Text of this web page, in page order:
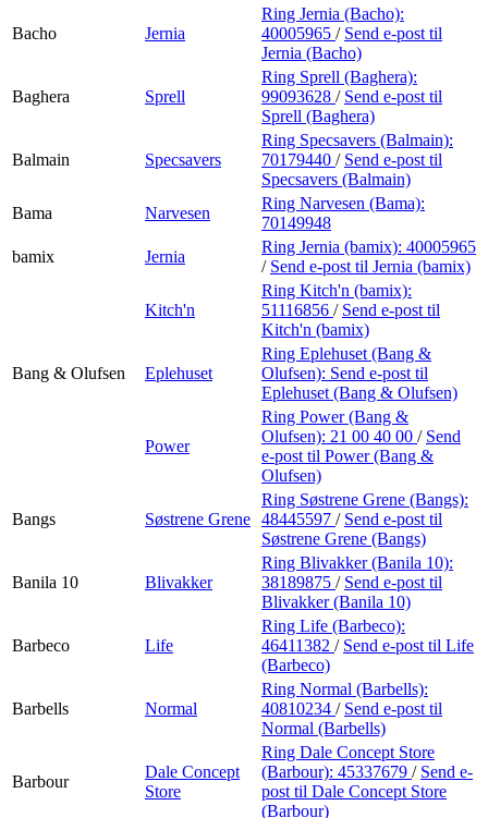
Bacho Jernia
Ring Jernia (Bacho):
40005965 / Send e-post til
Jernia (Bacho)
Baghera Sprell
Ring Sprell (Baghera):
99093628 / Send e-post til
Sprell (Baghera)
Balmain Specsavers
Ring Specsavers (Balmain):
70179440 / Send e-post til
Specsavers (Balmain)
Bama
Narvesen
Ring Narvesen (Bama):
70149948
bamix
Jernia
Ring Jernia (bamix): 40005965
/ Send e-post til Jernia (bamix)
Kitch'n
Ring Kitch'n (bamix):
51116856 / Send e-post til
Kitch'n (bamix)
Bang & Olufsen Eplehuset
Ring Eplehuset (Bang &
Olufsen): Send e-post til
Eplehuset (Bang & Olufsen)
Power
Ring Power (Bang &
Olufsen): 21 00 40 00 / Send
e-post til Power (Bang &
Olufsen)
Bangs Søstrene Grene
Ring Søstrene Grene (Bangs):
48445597 / Send e-post til
Søstrene Grene (Bangs)
Banila 10 Blivakker
Ring Blivakker (Banila 10):
38189875 / Send e-post til
Blivakker (Banila 10)
Barbeco Life
Ring Life (Barbeco):
46411382 / Send e-post til Life
(Barbeco)
Barbells Normal
Ring Normal (Barbells):
40810234 / Send e-post til
Normal (Barbells)
Barbour
Dale Concept
Store
Ring Dale Concept Store
(Barbour): 45337679 / Send e-
post til Dale Concept Store
(Barbour)